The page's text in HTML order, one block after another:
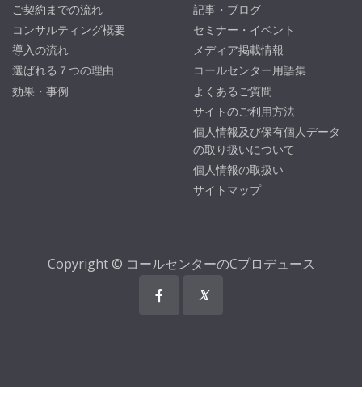
ご契約までの流れ
コンサルティング概要
導入の流れ
選ばれる７つの理由
効果・事例
記事・ブログ
セミナー・イベント
メディア掲載情報
コールセンター用語集
よくあるご質問
サイトのご利用方法
個人情報及び保有個人データ
の取り扱いについて
個人情報の取扱い
サイトマップ
Copyright © コールセンターのCプロデュース